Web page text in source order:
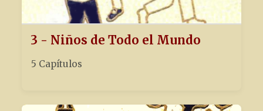
3 - Niños de Todo el Mundo
5 Capítulos